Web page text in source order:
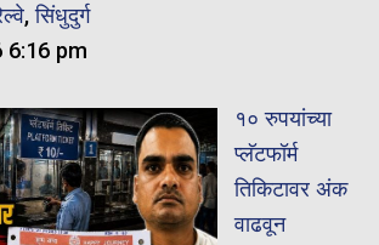
,सिंधुदुर्ग
6:16 pm
१० रुपयांच्या
प्लॅटफॉर्म
तिकिटावर अंक
वाढवून